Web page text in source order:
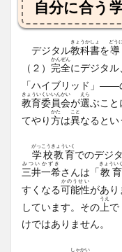
自分に合う
デジタル教科書
きょうかしょ
を導
どう
（２） 完全
かんぜん
にデジタル
「ハイブリッド」――
教育委員会
きょういくいいんかい
が選
えら
ぶこと
てやり方
かた
は異
こと
なるとい
学校教育
がっこうきょういく
でのデジ
三井
みつい
一希
かずき
さんは「教育
きょういく
すくなる可能性
かのうせい
があり
しています。その 上
うえ
で
けではありません。
しゃかい